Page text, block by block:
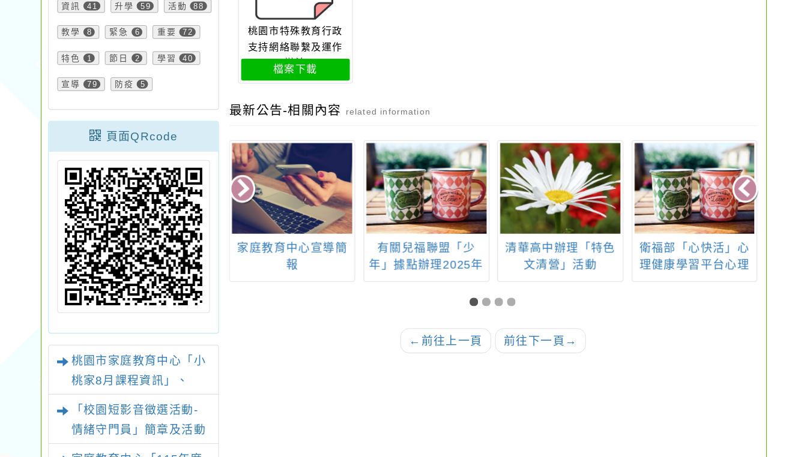
資訊 41 升學 59 活動 88
教學 8 緊急 6 重要 72
特色 1 節日 2 學習 40
宣導 79 防疫 5
頁面QRcode
桃園市家庭教育中心「小
桃家8月課程資訊」、
「校園短影音徵選活動-
情緒守門員」簡章及活動
桃園市特殊教育行政
支持網絡聯繫及運作
辦法
檔案下載
最新公告-相關內容 related information
育部修正「教
助直轄市與縣
政府辦理身心
育經費實施要
轉知中壢家商辦理113
學年度桃一區均質化
計畫創意分享課程
家庭教育中心宣導簡
報
有關兒福聯盟「少
年」據點辦理2025年
共好主題活動及星光
協助宣導公告並鼓勵
同學報名參與
清華高中辦理「特色
文清營」活動
衛福部「心快活」心
理健康學習平台心理
← 前往上一頁 前往下一頁 →